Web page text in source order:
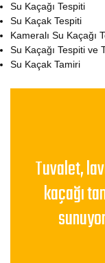
Su Kaçağı Tespiti
Su Kaçak Tespiti
Kameralı Su Kaçağı
Su Kaçağı Tespiti ve
Su Kaçak Tamiri
Tuvalet,
kaçağı